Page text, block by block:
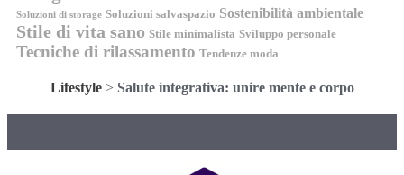
Soluzioni di storage Soluzioni salvaspazio Sostenibilità ambientale
Stile di vita sano Stile minimalista Sviluppo personale
Tecniche di rilassamento Tendenze moda
Lifestyle> Salute integrativa: unire mente e corpo